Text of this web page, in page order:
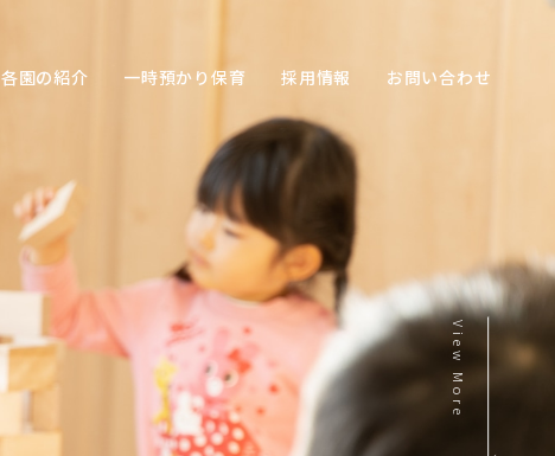
各園の紹介 一時預かり保育 採用情報 お問い合わせ
View More